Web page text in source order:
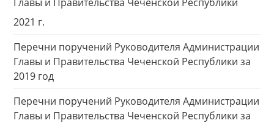
2021 г.
Перечни поручений Руководителя Администрации
Главы и Правительства Чеченской Республики за
2019 год
Перечни поручений Руководителя Администрации
Главы и Правительства Чеченской Республики за